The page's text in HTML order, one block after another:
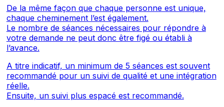
De la même façon que chaque personne est unique,
chaque cheminement l’est également.
Le nombre de séances nécessaires pour répondre à
votre demande ne peut donc être figé ou établi à
l’avance.
A titre indicatif, un minimum de 5 séances est souvent
recommandé pour un suivi de qualité et une intégration
réelle.
Ensuite, un suivi plus espacé est recommandé.